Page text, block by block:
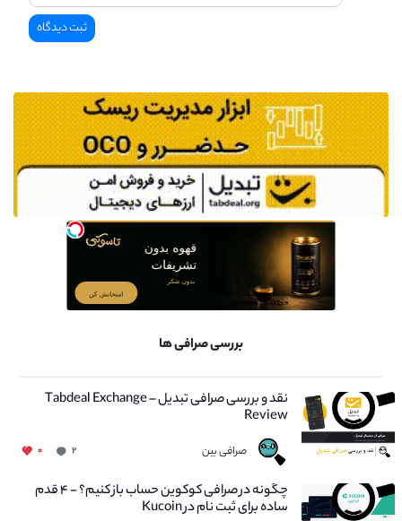
بررسی صرافی ها
نقد و بررسی صرافی تبدیل – Tabdeal Exchange
Review
صرافی بین ۲ ۰
چگونه در صرافی کوکوین حساب باز کنیم؟ - ۴ قدم
ساده برای ثبت نام در Kucoin